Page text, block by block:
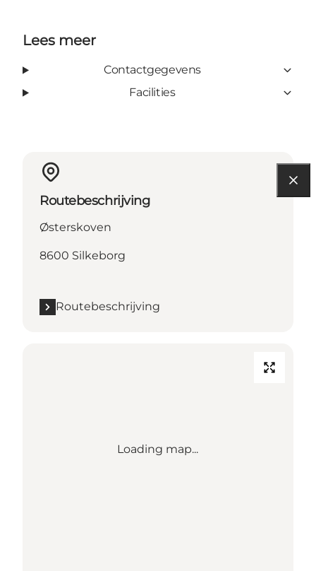
Lees meer
Contactgegevens
Facilities
Routebeschrijving
Østerskoven
8600 Silkeborg
Routebeschrijving
Loading map...